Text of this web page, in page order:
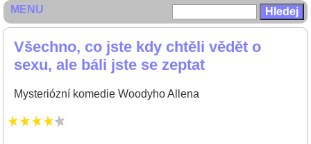
Všechno, co jste kdy chtěli vědět o
sexu, ale báli jste se zeptat
Mysteriózní komedie Woodyho Allena
MENU